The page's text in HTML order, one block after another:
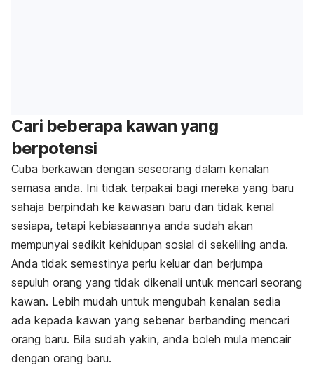
Cari beberapa kawan yang
berpotensi
Cuba berkawan dengan seseorang dalam kenalan
semasa anda. Ini tidak terpakai bagi mereka yang baru
sahaja berpindah ke kawasan baru dan tidak kenal
sesiapa, tetapi kebiasaannya anda sudah akan
mempunyai sedikit kehidupan sosial di sekeliling anda.
Anda tidak semestinya perlu keluar dan berjumpa
sepuluh orang yang tidak dikenali untuk mencari seorang
kawan. Lebih mudah untuk mengubah kenalan sedia
ada kepada kawan yang sebenar berbanding mencari
orang baru. Bila sudah yakin, anda boleh mula mencair
dengan orang baru.